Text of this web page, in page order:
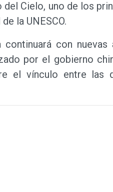
Cielo, uno de los
la UNESCO.
con
por el gobierno
el vínculo entre las